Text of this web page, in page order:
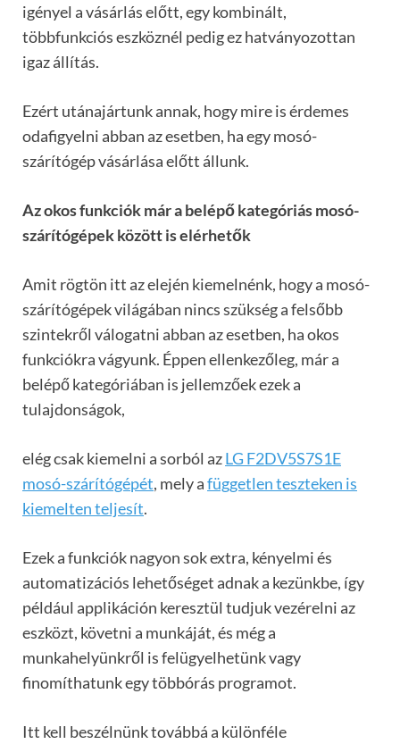
igényel a vásárlás előtt, egy kombinált,
többfunkciós eszköznél pedig ez hatványozottan
igaz állítás.
Ezért utánajártunk annak, hogy mire is érdemes
odafigyelni abban az esetben, ha egy mosó-
szárítógép vásárlása előtt állunk.
Az okos funkciók már a belépő kategóriás mosó-
szárítógépek között is elérhetők
Amit rögtön itt az elején kiemelnénk, hogy a mosó-
szárítógépek világában nincs szükség a felsőbb
szintekről válogatni abban az esetben, ha okos
funkciókra vágyunk. Éppen ellenkezőleg, már a
belépő kategóriában is jellemzőek ezek a
tulajdonságok,
elég csak kiemelni a sorból azLG F2DV5S7S1E
mosó-szárítógépét, mely afüggetlen teszteken is
kiemelten teljesít.
Ezek a funkciók nagyon sok extra, kényelmi és
automatizációs lehetőséget adnak a kezünkbe, így
például applikáción keresztül tudjuk vezérelni az
eszközt, követni a munkáját, és még a
munkahelyünkről is felügyelhetünk vagy
finomíthatunk egy többórás programot.
Itt kell beszélnünk továbbá a különféle